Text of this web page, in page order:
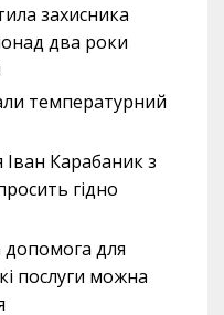
захисника
два роки
температурний
Карабаник з
гідно
для
послуги можна